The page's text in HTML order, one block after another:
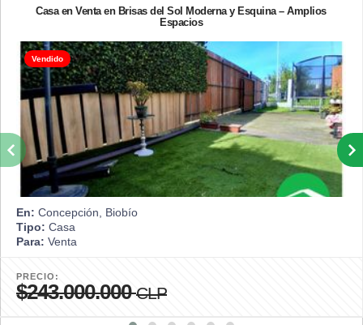
Casa en Venta en Brisas del Sol Moderna y Esquina – Amplios
Espacios
Vendido
En: Concepción, Biobío
Tipo: Casa
Para: Venta
PRECIO:
$243.000.000CLP